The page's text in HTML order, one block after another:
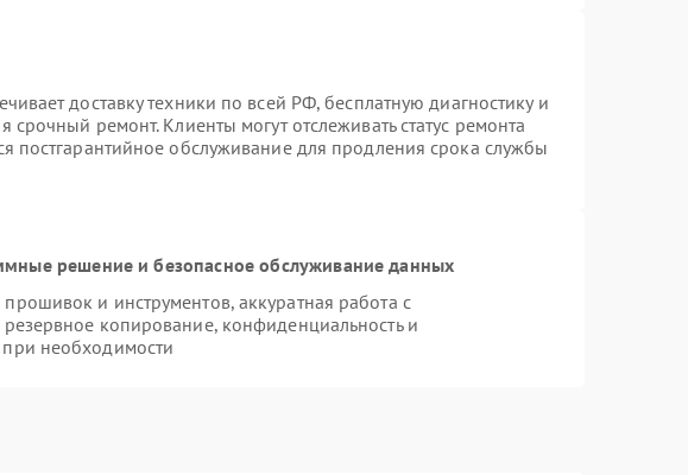
доставку техники по всей РФ, бесплатную диагностику и
срочный ремонт. Клиенты могут отслеживать статус ремонта
постгарантийное обслуживание для продления срока службы
решение и безопасное обслуживание данных
и инструментов, аккуратная работа с
копирование, конфиденциальность и
необходимости